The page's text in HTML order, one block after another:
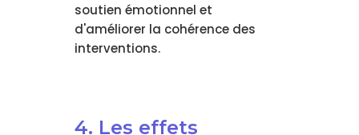
soutien émotionnel et
d'améliorer la cohérence des
interventions.
4. Les effets